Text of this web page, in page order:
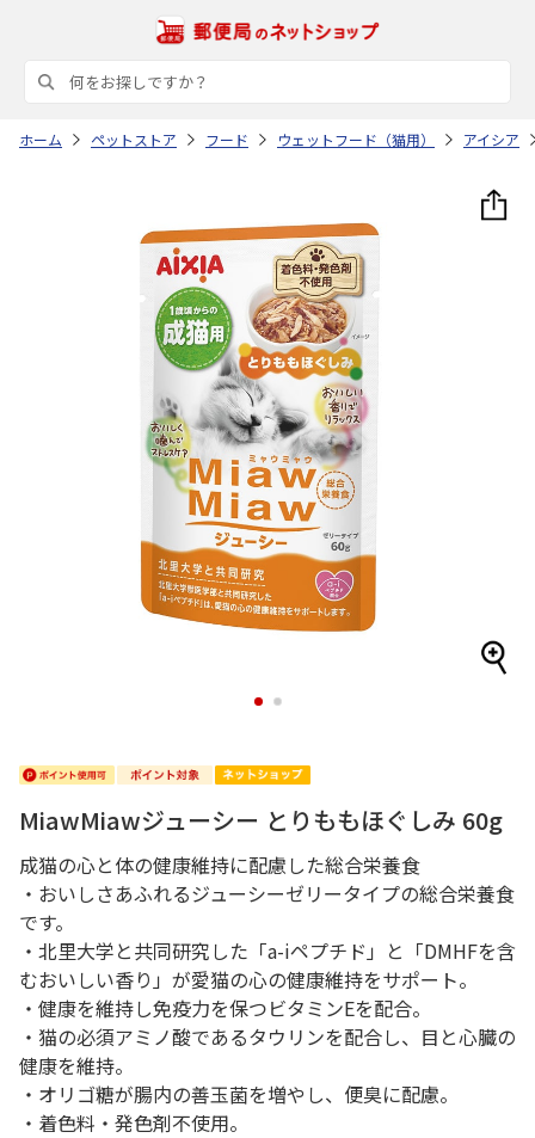
ホーム ペットストア フード ウェットフード（猫用） アイシア
1 2
MiawMiawジューシー とりももほぐしみ 60g
成猫の心と体の健康維持に配慮した総合栄養食
・おいしさあふれるジューシーゼリータイプの総合栄養食
です。
・北里大学と共同研究した「a-iペプチド」と「DMHFを含
むおいしい香り」が愛猫の心の健康維持をサポート。
・健康を維持し免疫力を保つビタミンEを配合。
・猫の必須アミノ酸であるタウリンを配合し、目と心臓の
健康を維持。
・オリゴ糖が腸内の善玉菌を増やし、便臭に配慮。
・着色料・発色剤不使用。